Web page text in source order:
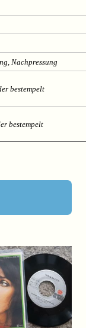
Nachpressung
bestempelt
bestempelt